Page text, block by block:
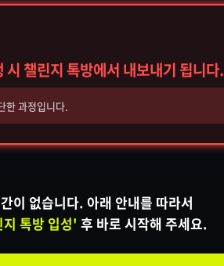
챌린지 톡방에서 내보내기 됩니다.
한 과정입니다.
이 없습니다. 아래 안내를 따라서
톡방 입성' 후 바로 시작해 주세요.